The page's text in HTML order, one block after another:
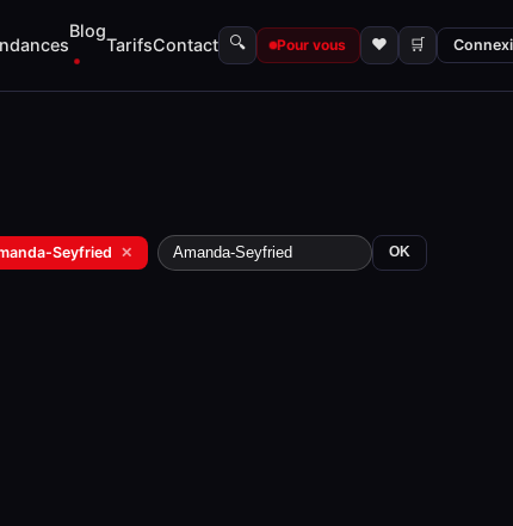
Blog
TarifsContact 🔍 Pour vous ♥ 🛒
Seyfried ✕ OK